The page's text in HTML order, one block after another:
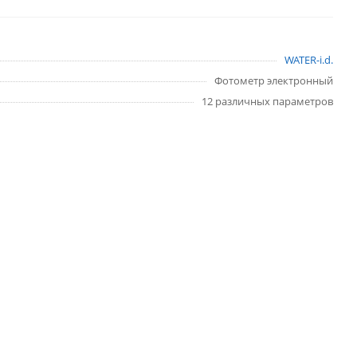
WATER-i.d.
Фотометр электронный
12 различных параметров